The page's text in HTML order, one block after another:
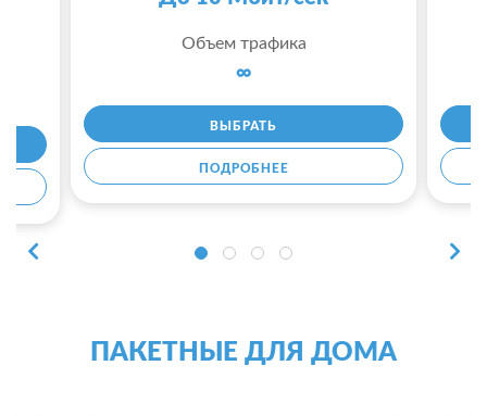
Объем трафика
∞
ВЫБРАТЬ
ПОДРОБНЕЕ
ПАКЕТНЫЕ ДЛЯ ДОМА